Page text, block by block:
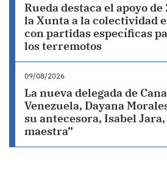
Rueda destaca el apoyo
la Xunta a la colectividad
con partidas específicas
los terremotos
09/08/2026
La nueva delegada de
Venezuela, Dayana
su antecesora, Isabel
maestra”